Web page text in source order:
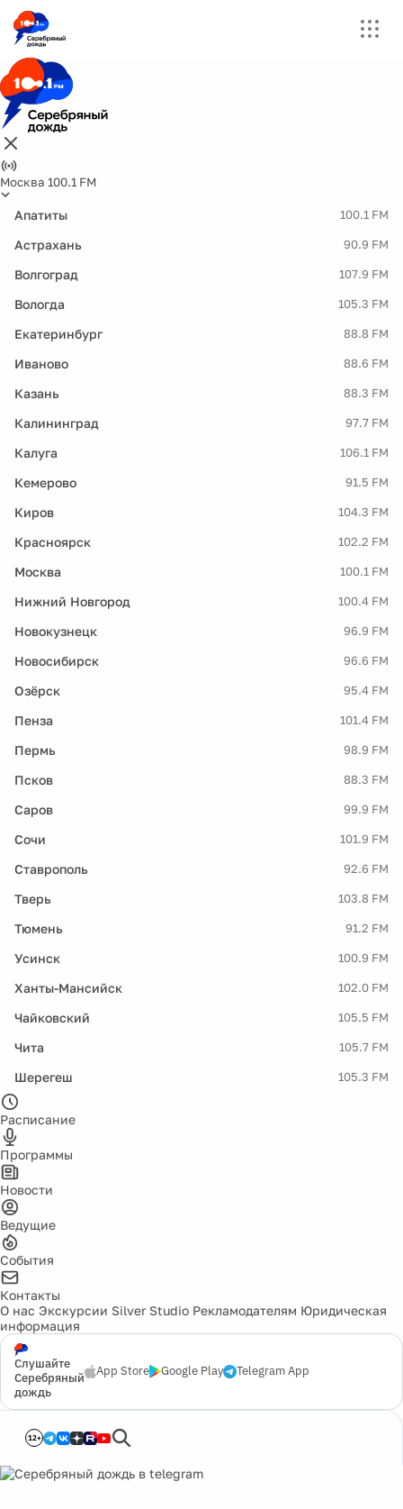
Москва 100.1 FM
Апатиты 100.1 FM
Астрахань 90.9 FM
Волгоград 107.9 FM
Вологда 105.3 FM
Екатеринбург 88.8 FM
Иваново 88.6 FM
Казань 88.3 FM
Калининград 97.7 FM
Калуга 106.1 FM
Кемерово 91.5 FM
Киров 104.3 FM
Красноярск 102.2 FM
Москва 100.1 FM
Нижний Новгород 100.4 FM
Новокузнецк 96.9 FM
Новосибирск 96.6 FM
Озёрск 95.4 FM
Пенза 101.4 FM
Пермь 98.9 FM
Псков 88.3 FM
Саров 99.9 FM
Сочи 101.9 FM
Ставрополь 92.6 FM
Тверь 103.8 FM
Тюмень 91.2 FM
Усинск 100.9 FM
Ханты-Мансийск 102.0 FM
Чайковский 105.5 FM
Чита 105.7 FM
Шерегеш 105.3 FM
Расписание
Программы
Новости
Ведущие
События
Контакты
О нас Экскурсии Silver Studio Рекламодателям Юридическая
информация
Слушайте
Серебряный
дождь
App Store Google Play Telegram App
12+